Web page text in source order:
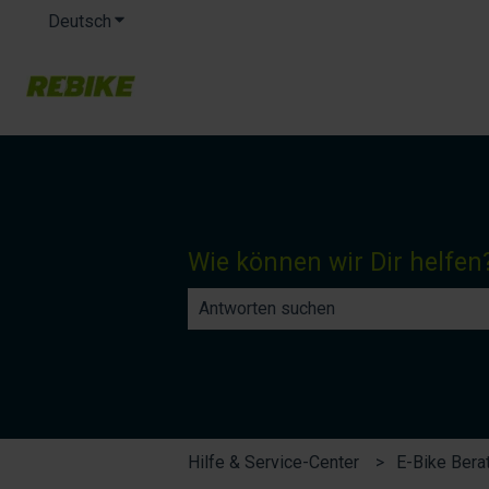
Deutsch Untermenü für Übersetzungen anzeigen
Wie können wir Dir
Hilfe & Service-Center E-Bike